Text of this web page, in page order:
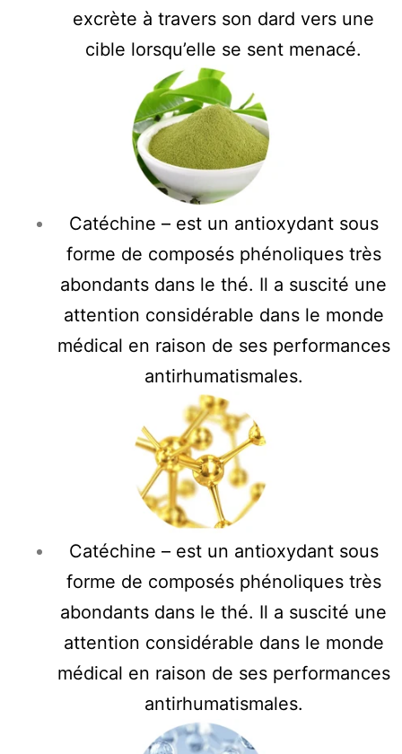
excrète à travers son dard vers une
cible lorsqu’elle se sent menacé.
Catéchine – est un antioxydant sous
forme de composés phénoliques très
abondants dans le thé. Il a suscité une
attention considérable dans le monde
médical en raison de ses performances
antirhumatismales.
Catéchine – est un antioxydant sous
forme de composés phénoliques très
abondants dans le thé. Il a suscité une
attention considérable dans le monde
médical en raison de ses performances
antirhumatismales.